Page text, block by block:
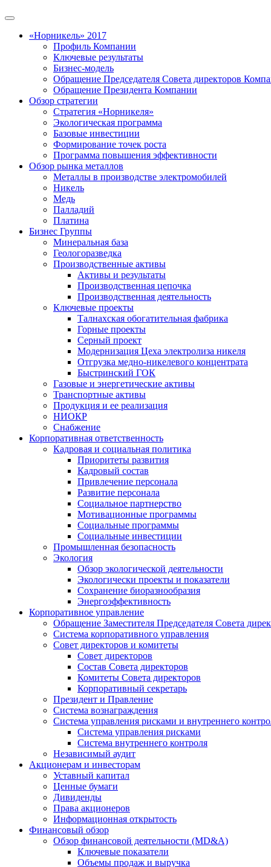
«Норникель» 2017
Профиль Компании
Ключевые результаты
Бизнес-модель
Обращение Председателя Совета директоров
Обращение Президента Компании
Обзор стратегии
Стратегия «Норникеля»
Экологическая программа
Базовые инвестиции
Формирование точек роста
Программа повышения эффективности
Обзор рынка металлов
Металлы в производстве электромобилей
Никель
Медь
Палладий
Платина
Бизнес Группы
Минеральная база
Геологоразведка
Производственные активы
Активы и результаты
Производственная цепочка
Производственная деятельность
Ключевые проекты
Талнахская обогатительная фабрика
Горные проекты
Серный проект
Модернизация Цеха электролиза никеля
Отгрузка медно-никелевого концентрата
Быстринский ГОК
Газовые и энергетические активы
Транспортные активы
Продукция и ее реализация
НИОКР
Снабжение
Корпоративная ответственность
Кадровая и социальная политика
Приоритеты развития
Кадровый состав
Привлечение персонала
Развитие персонала
Социальное партнерство
Мотивационные программы
Социальные программы
Социальные инвестиции
Промышленная безопасность
Экология
Обзор экологической деятельности
Экологически проекты и показатели
Сохранение биоразнообразия
Энергоэффективность
Корпоративное управление
Обращение Заместителя Председателя Совета
Система корпоративного управления
Совет директоров и комитеты
Совет директоров
Состав Совета директоров
Комитеты Совета директоров
Корпоративный секретарь
Президент и Правление
Система вознаграждения
Система управления рисками и внутреннего
Система управления рисками
Система внутреннего контроля
Независимый аудит
Акционерам и инвесторам
Уставный капитал
Ценные бумаги
Дивиденды
Права акционеров
Информационная открытость
Финансовый обзор
Обзор финансовой деятельности (MD&A)
Ключевые показатели
Объемы продаж и выручка